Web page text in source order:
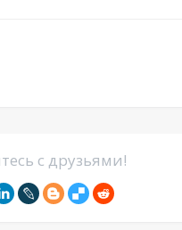
с друзьями!